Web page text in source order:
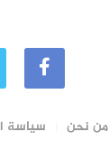
من نحن سياسة